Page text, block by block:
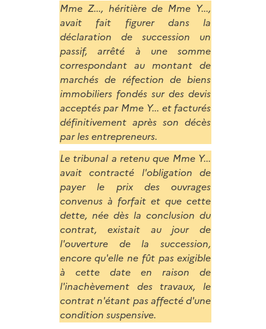
Mme Z..., héritière de Mme Y...,
avait fait figurer dans la
déclaration de succession un
passif, arrêté à une somme
correspondant au montant de
marchés de réfection de biens
immobiliers fondés sur des devis
acceptés par Mme Y... et facturés
définitivement après son décès
par les entrepreneurs.
Le tribunal a retenu que Mme Y...
avait contracté l'obligation de
payer le prix des ouvrages
convenus à forfait et que cette
dette, née dès la conclusion du
contrat, existait au jour de
l'ouverture de la succession,
encore qu'elle ne fût pas exigible
à cette date en raison de
l'inachèvement des travaux, le
contrat n'étant pas affecté d'une
condition suspensive.